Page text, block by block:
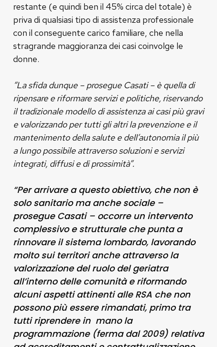
restante (e quindi ben il 45% circa del totale) è
priva di qualsiasi tipo di assistenza professionale
con il conseguente carico familiare, che nella
stragrande maggioranza dei casi coinvolge le
donne.
“La sfida dunque – prosegue Casati – è quella di
ripensare e riformare servizi e politiche, riservando
il tradizionale modello di assistenza ai casi più gravi
e valorizzando per tutti gli altri la prevenzione e il
mantenimento della salute e dell’autonomia il più
a lungo possibile attraverso soluzioni e servizi
integrati, diffusi e di prossimità”.
“Per arrivare a questo obiettivo, che non è
solo sanitario ma anche sociale –
prosegue Casati – occorre un intervento
complessivo e strutturale che punta a
rinnovare il sistema lombardo, lavorando
molto sui territori anche attraverso la
valorizzazione del ruolo del geriatra
all’interno delle comunità e riformando
alcuni aspetti attinenti alle RSA che non
possono più essere rimandati, primo tra
tutti riprendere in mano la
programmazione (ferma dal 2009) relativa